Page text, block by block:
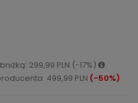
299,99 PLN (-17%)
499,99 PLN (-50%)